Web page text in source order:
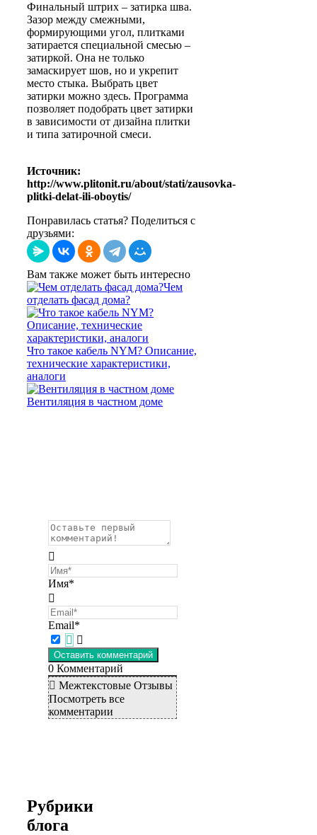
Финальный штрих – затирка шва.
Зазор между смежными,
формирующими угол, плитками
затирается специальной смесью –
затиркой. Она не только
замаскирует шов, но и укрепит
место стыка. Выбрать цвет
затирки можно здесь. Программа
позволяет подобрать цвет затирки
в зависимости от дизайна плитки
и типа затирочной смеси.
Источник:
http://www.plitonit.ru/about/stati/zausovka-
plitki-delat-ili-oboytis/
Понравилась статья? Поделиться с
друзьями:
Вам также может быть интересно
Чем
отделать фасад дома?
Что такое кабель NYM? Описание,
технические характеристики,
аналоги
Вентиляция в частном доме
Имя*
Email*
0 Комментарий
Межтекстовые Отзывы
Посмотреть все
комментарии
Рубрики
блога